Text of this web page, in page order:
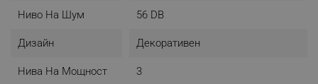
Ниво На Шум 56 DB
Дизайн Декоративен
Нива На Мощност 3